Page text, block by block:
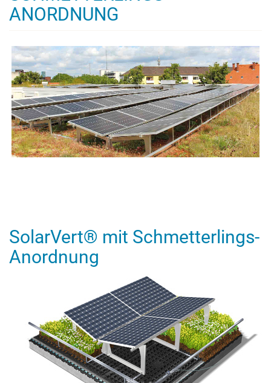
ANORDNUNG
SolarVert® mit Schmetterlings-
Anordnung